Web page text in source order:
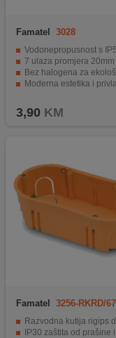
Famatel 3028
Vodonepropusnost s IP55
7 ulaza promjera 20mm
Bez halogena za ekološki prihvatljivu
Moderna estetika i privlačan
3,90 KM
Famatel 3256-RKRD/
Razvodna kutija rigips dvostruka, dimenzija
IP30 zaštita od prašine i